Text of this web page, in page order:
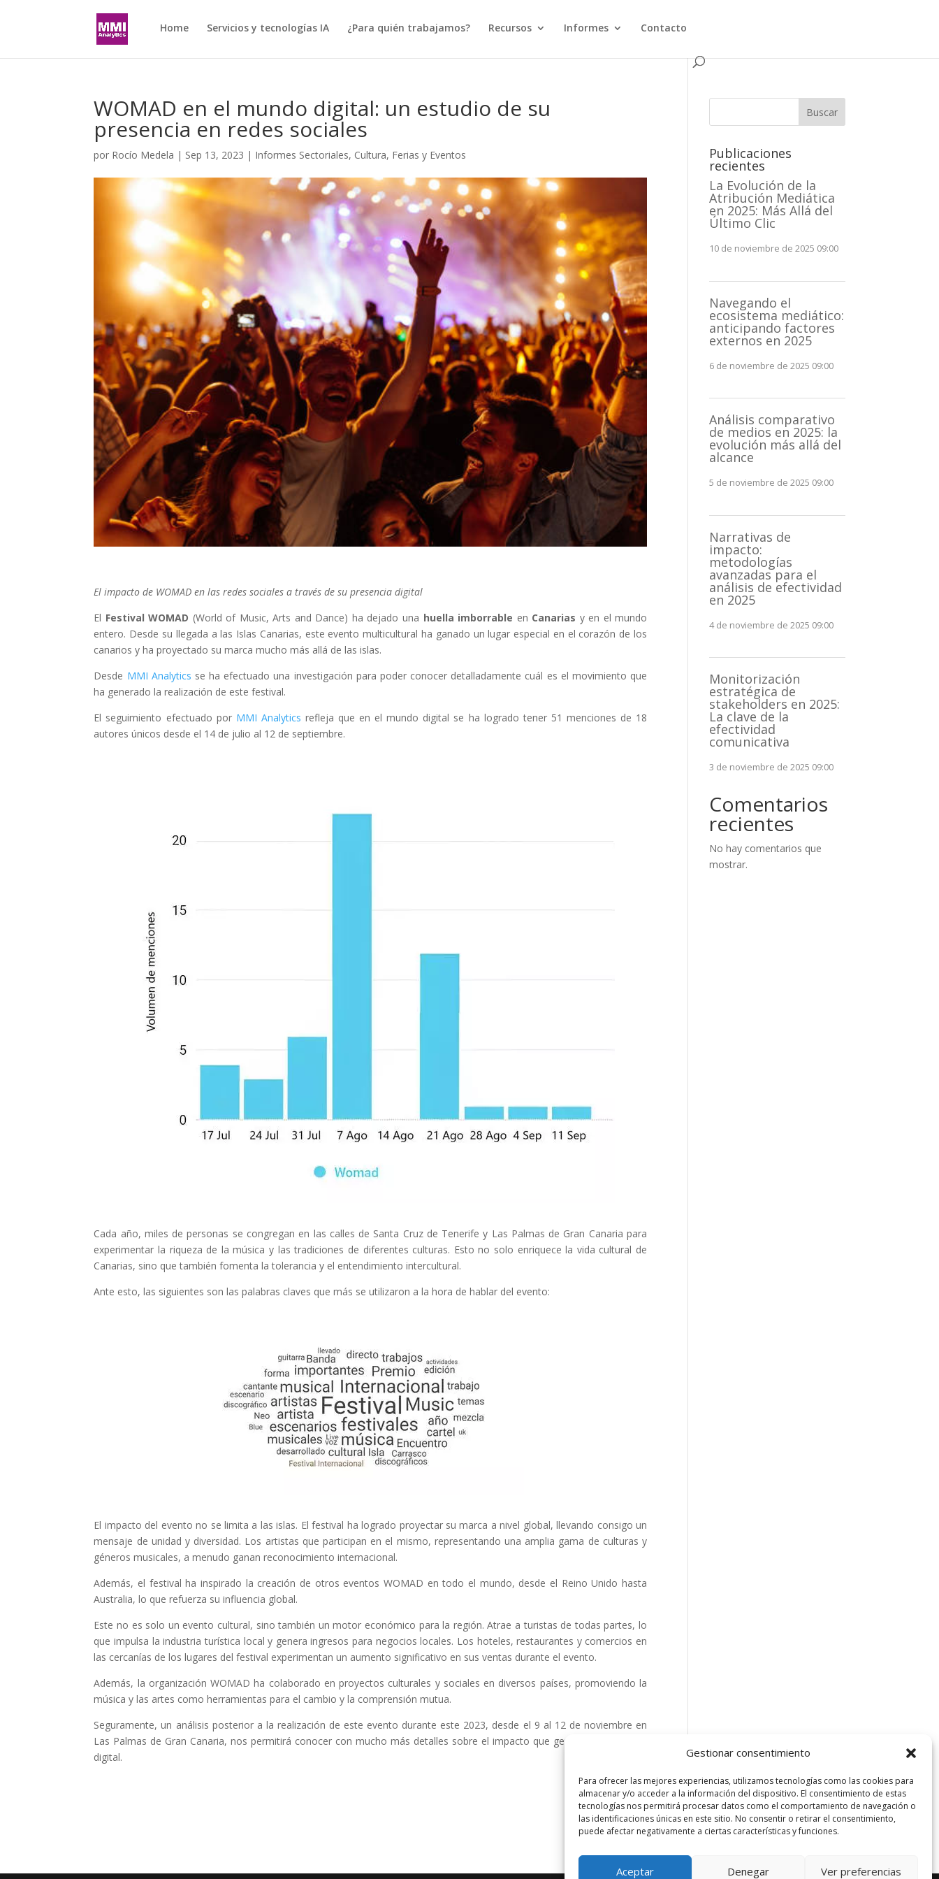
Gestionar consentimiento
Para ofrecer las mejores experiencias, utilizamos tecnologías como las cookies para
almacenar y/o acceder a la información del dispositivo. El consentimiento de estas
tecnologías nos permitirá procesar datos como el comportamiento de navegación o
las identificaciones únicas en este sitio. No consentir o retirar el consentimiento,
puede afectar negativamente a ciertas características y funciones.
Aceptar Denegar Ver preferencias
Home Servicios y tecnologías IA ¿Para quién trabajamos? Recursos Informes Contacto
WOMAD en el mundo digital: un estudio de su
presencia en redes sociales
por Rocío Medela | Sep 13, 2023 | Informes Sectoriales, Cultura, Ferias y Eventos
El impacto de WOMAD en las redes sociales a través de su presencia digital
El Festival WOMAD (World of Music, Arts and Dance) ha dejado una huella imborrable en Canarias y en el mundo
entero. Desde su llegada a las Islas Canarias, este evento multicultural ha ganado un lugar especial en el corazón de los
canarios y ha proyectado su marca mucho más allá de las islas.
Desde MMI Analytics se ha efectuado una investigación para poder conocer detalladamente cuál es el movimiento que
ha generado la realización de este festival.
El seguimiento efectuado por MMI Analytics refleja que en el mundo digital se ha logrado tener 51 menciones de 18
autores únicos desde el 14 de julio al 12 de septiembre.
Cada año, miles de personas se congregan en las calles de Santa Cruz de Tenerife y Las Palmas de Gran Canaria para
experimentar la riqueza de la música y las tradiciones de diferentes culturas. Esto no solo enriquece la vida cultural de
Canarias, sino que también fomenta la tolerancia y el entendimiento intercultural.
Ante esto, las siguientes son las palabras claves que más se utilizaron a la hora de hablar del evento:
El impacto del evento no se limita a las islas. El festival ha logrado proyectar su marca a nivel global, llevando consigo un
mensaje de unidad y diversidad. Los artistas que participan en el mismo, representando una amplia gama de culturas y
géneros musicales, a menudo ganan reconocimiento internacional.
Además, el festival ha inspirado la creación de otros eventos WOMAD en todo el mundo, desde el Reino Unido hasta
Australia, lo que refuerza su influencia global.
Este no es solo un evento cultural, sino también un motor económico para la región. Atrae a turistas de todas partes, lo
que impulsa la industria turística local y genera ingresos para negocios locales. Los hoteles, restaurantes y comercios en
las cercanías de los lugares del festival experimentan un aumento significativo en sus ventas durante el evento.
Además, la organización WOMAD ha colaborado en proyectos culturales y sociales en diversos países, promoviendo la
música y las artes como herramientas para el cambio y la comprensión mutua.
Seguramente, un análisis posterior a la realización de este evento durante este 2023, desde el 9 al 12 de noviembre en
Las Palmas de Gran Canaria, nos permitirá conocer con mucho más detalles sobre el impacto que generó en el mundo
digital.
Buscar
Publicaciones
recientes
La Evolución de la
Atribución Mediática
en 2025: Más Allá del
Último Clic
10 de noviembre de 2025 09:00
Navegando el
ecosistema mediático:
anticipando factores
externos en 2025
6 de noviembre de 2025 09:00
Análisis comparativo
de medios en 2025: la
evolución más allá del
alcance
5 de noviembre de 2025 09:00
Narrativas de
impacto:
metodologías
avanzadas para el
análisis de efectividad
en 2025
4 de noviembre de 2025 09:00
Monitorización
estratégica de
stakeholders en 2025:
La clave de la
efectividad
comunicativa
3 de noviembre de 2025 09:00
Comentarios
recientes
No hay comentarios que
mostrar.